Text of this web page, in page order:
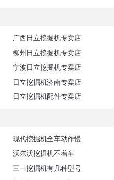
广西日立挖掘机专卖店
柳州日立挖掘机专卖店
宁波日立挖掘机专卖店
日立挖掘机济南专卖店
日立挖掘机配件专卖店
现代挖掘机全车动作慢
沃尔沃挖掘机不着车
三一挖掘机有几种型号